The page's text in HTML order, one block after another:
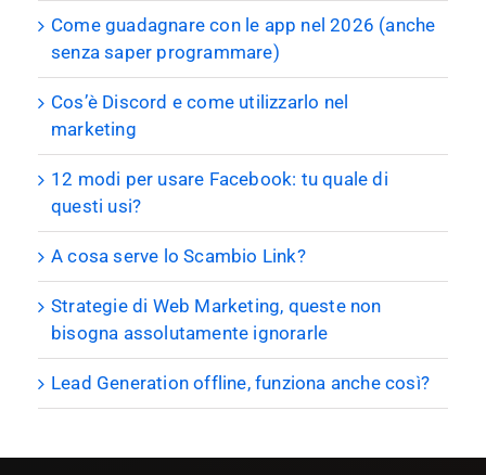
Come guadagnare con le app nel 2026 (anche
senza saper programmare)
Cos’è Discord e come utilizzarlo nel
marketing
12 modi per usare Facebook: tu quale di
questi usi?
A cosa serve lo Scambio Link?
Strategie di Web Marketing, queste non
bisogna assolutamente ignorarle
Lead Generation offline, funziona anche così?